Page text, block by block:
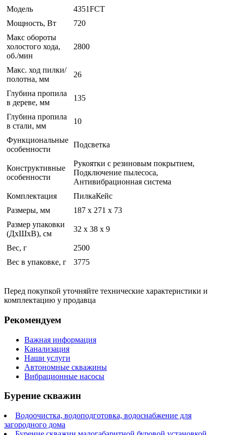
Модель
4351FCT
Мощность, Вт
720
Макс обороты
холостого хода,
об./мин
2800
Макс. ход пилки/
полотна, мм
26
Глубина пропила
в дереве, мм
135
Глубина пропила
в стали, мм
10
Функциональные
особенности
Подсветка
Конструктивные
особенности
Рукоятки с резиновым покрытием,
Подключение пылесоса,
Антивибрационная система
Комплектация
ПилкаКейс
Размеры, мм
187 x 271 x 73
Размер упаковки
(ДхШхВ), см
32 x 38 x 9
Вес, г
2500
Вес в упаковке, г
3775
Перед покупкой уточняйте технические характеристики и
комплектацию у продавца
Рекомендуем
Важная информация
Канализация
Наши услуги
Автономные скважины
Вибрационные насосы
Бурение скважин
Водоочистка, водоподготовка, водоснабжение для
загородного дома